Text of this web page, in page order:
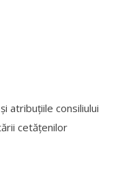
atribuțiile consiliului
cetățenilor